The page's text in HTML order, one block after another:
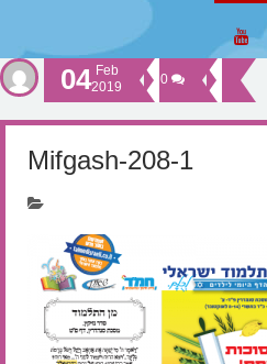
04 Feb
2019
0
Mifgash-208-1